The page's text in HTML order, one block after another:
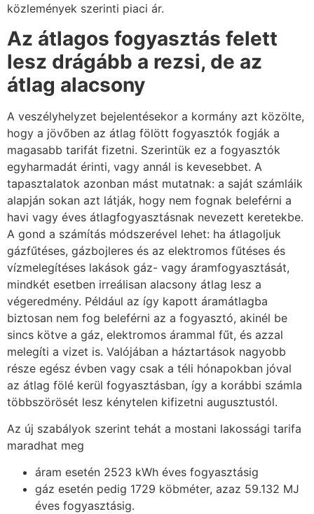
közlemények szerinti piaci ár.
Az átlagos fogyasztás felett
lesz drágább a rezsi, de az
átlag alacsony
A veszélyhelyzet bejelentésekor a kormány azt közölte,
hogy a jövőben az átlag fölött fogyasztók fogják a
magasabb tarifát fizetni. Szerintük ez a fogyasztók
egyharmadát érinti, vagy annál is kevesebbet. A
tapasztalatok azonban mást mutatnak: a saját számláik
alapján sokan azt látják, hogy nem fognak beleférni a
havi vagy éves átlagfogyasztásnak nevezett keretekbe.
A gond a számítás módszerével lehet: ha átlagoljuk
gázfűtéses, gázbojleres és az elektromos fűtéses és
vízmelegítéses lakások gáz- vagy áramfogyasztását,
mindkét esetben irreálisan alacsony átlag lesz a
végeredmény. Például az így kapott áramátlagba
biztosan nem fog beleférni az a fogyasztó, akinél be
sincs kötve a gáz, elektromos árammal fűt, és azzal
melegíti a vizet is. Valójában a háztartások nagyobb
része egész évben vagy csak a téli hónapokban jóval
az átlag fölé kerül fogyasztásban, így a korábbi számla
többszörösét lesz kénytelen kifizetni augusztustól.
Az új szabályok szerint tehát a mostani lakossági tarifa
maradhat meg
áram esetén 2523 kWh éves fogyasztásig
gáz esetén pedig 1729 köbméter, azaz 59.132 MJ
éves fogyasztásig.